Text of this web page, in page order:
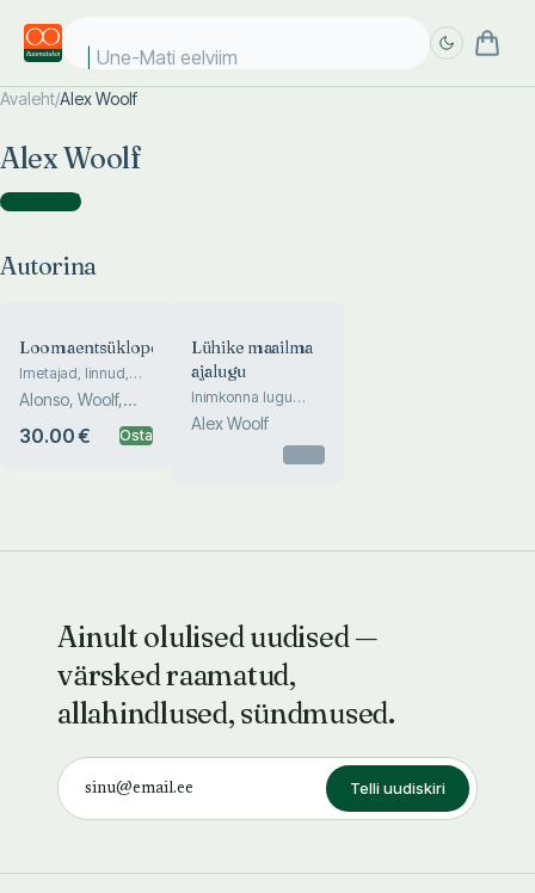
Une-Mati eelviima
Avaleht/Alex Woolf
Alex Woolf
Autorina )
Autorina
Loomaentsüklopeedia
Imetajad, linnud,
roomajad, kalad,
kahepaiksed,
selgrootud
Alonso, Woolf,
Land
30.00 € Osta
Lühike maailma
ajalugu
Inimkonna lugu
esiajaloost kuni
tänaseni
Alex Woolf
Ainult olulised uudised —
värsked raamatud,
allahindlused, sündmused.
Telli uudiskiri